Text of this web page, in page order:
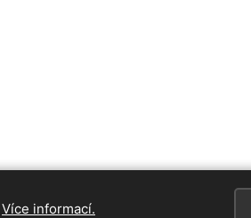
Více informací.